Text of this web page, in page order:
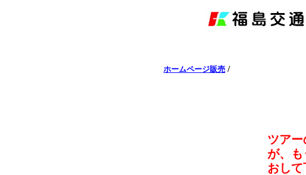
ホームページ販売 /
ツア
が、
おして